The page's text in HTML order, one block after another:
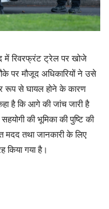
में रिवरफ्रंट ट्रेल पर खोजे
पर मौजूद अधिकारियों ने उसे
रूप से घायल होने के कारण
है कि आगे की जांच जारी है
की भूमिका की पुष्टि की
तथा जानकारी के लिए
किया गया है।